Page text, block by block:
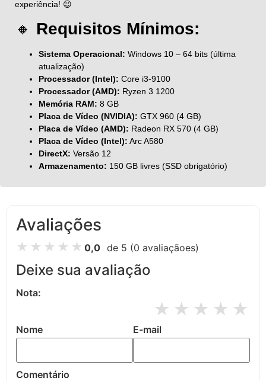
experiência! 😉
🔸 Requisitos Mínimos:
Sistema Operacional: Windows 10 – 64 bits (última
atualização)
Processador (Intel): Core i3-9100
Processador (AMD): Ryzen 3 1200
Memória RAM: 8 GB
Placa de Vídeo (NVIDIA): GTX 960 (4 GB)
Placa de Vídeo (AMD): Radeon RX 570 (4 GB)
Placa de Vídeo (Intel): Arc A580
DirectX: Versão 12
Armazenamento: 150 GB livres (SSD obrigatório)
Avaliações
★ ★ ★ ★ ★ 0,0 de 5 (0 avaliaçãoes)
Deixe sua avaliação
Nota:
★
★
★
★
★
Nome E-mail
Comentário